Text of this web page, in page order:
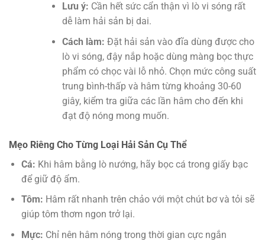
Lưu ý: Cần hết sức cẩn thận vì lò vi sóng rất
dễ làm hải sản bị dai.
Cách làm: Đặt hải sản vào đĩa dùng được cho
lò vi sóng, đậy nắp hoặc dùng màng bọc thực
phẩm có chọc vài lỗ nhỏ. Chọn mức công suất
trung bình-thấp và hâm từng khoảng 30-60
giây, kiểm tra giữa các lần hâm cho đến khi
đạt độ nóng mong muốn.
Mẹo Riêng Cho Từng Loại Hải Sản Cụ Thể
Cá: Khi hâm bằng lò nướng, hãy bọc cá trong giấy bạc
để giữ độ ẩm.
Tôm: Hâm rất nhanh trên chảo với một chút bơ và tỏi sẽ
giúp tôm thơm ngon trở lại.
Mực: Chỉ nên hâm nóng trong thời gian cực ngắn